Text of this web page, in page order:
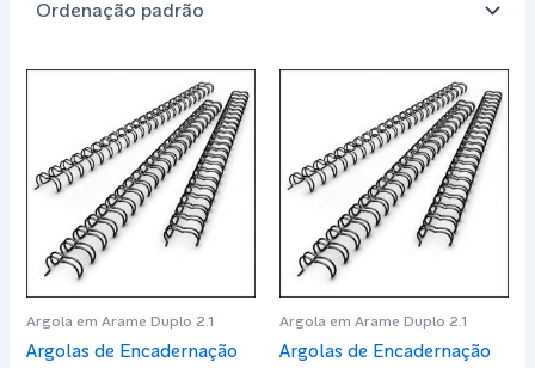
Argola em Arame Duplo 2.1
Argolas de Encadernação
Argola em Arame Duplo 2.1
Argolas de Encadernação